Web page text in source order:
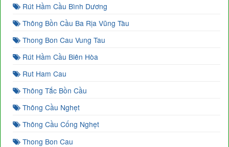
Rút Hầm Cầu Bình Dương
Thông Bồn Cầu Ba Rịa Vũng Tàu
Thong Bon Cau Vung Tau
Rút Hầm Cầu Biên Hòa
Rut Ham Cau
Thông Tắc Bồn Cầu
Thông Cầu Nghẹt
Thông Cầu Cống Nghẹt
Thong Bon Cau